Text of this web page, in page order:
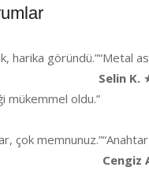
harika göründü.”“Metal
Selin K.
mükemmel oldu.”
çok memnunuz.”
Cengiz